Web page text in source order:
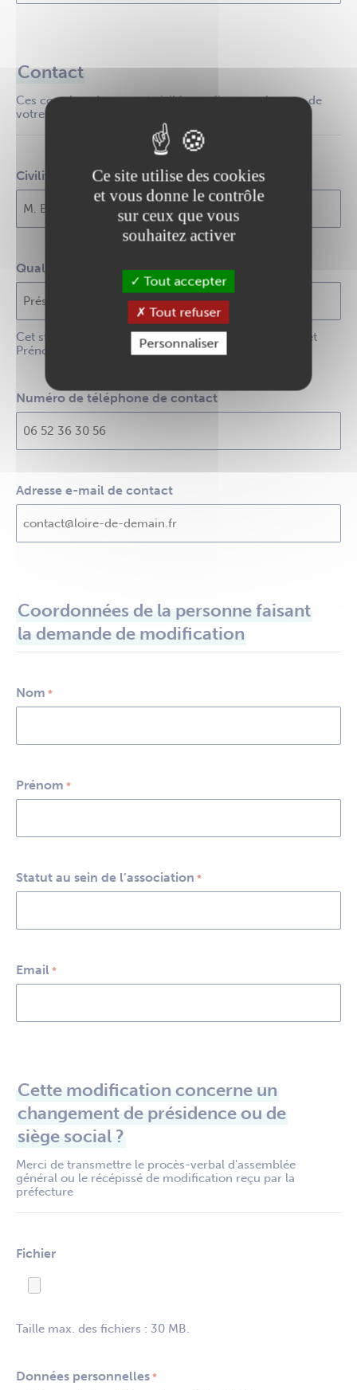
Contact
Ces coordonnées seront visibles en ligne sur la page de
votre association
Civilité, Nom et Prénom du contact
Qualité du contact
Cet statut ne s'affiche que si le champ "Civilité, Nom et
Prénom du contact" est renseigné
Numéro de téléphone de contact
Adresse e-mail de contact
Coordonnées de la personne faisant
la demande de modification
Nom *
Prénom *
Statut au sein de l’association *
Email *
Cette modification concerne un
changement de présidence ou de
siège social ?
Merci de transmettre le procès-verbal d'assemblée
général ou le récépissé de modification reçu par la
préfecture
Fichier
Taille max. des fichiers : 30 MB.
Données personnelles *
Ce site utilise des cookies
et vous donne le contrôle
sur ceux que vous
souhaitez activer
Tout accepter
Tout refuser
Personnaliser